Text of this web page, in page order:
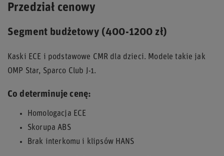
Przedział cenowy
Segment budżetowy (400-1200 zł)
Kaski ECE i podstawowe CMR dla dzieci. Modele takie jak
OMP Star, Sparco Club J-1.
Co determinuje cenę:
Homologacja ECE
Skorupa ABS
Brak interkomu i klipsów HANS